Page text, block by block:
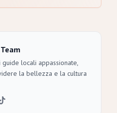
guide locali appassionate,
la bellezza e la cultura